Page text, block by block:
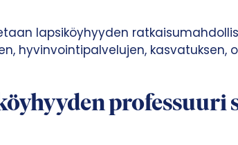
lapsiköyhyyden
hyvinvointipalvelujen, kasvatuksen,
professuuri